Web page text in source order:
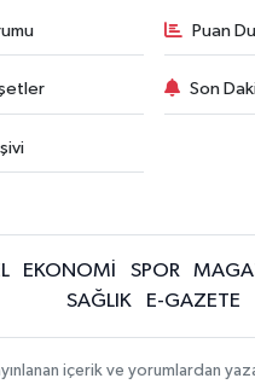
Puan
Son
EKONOMİ SPOR
SAĞLIK
E-GAZETE
içerik ve yorumlardan